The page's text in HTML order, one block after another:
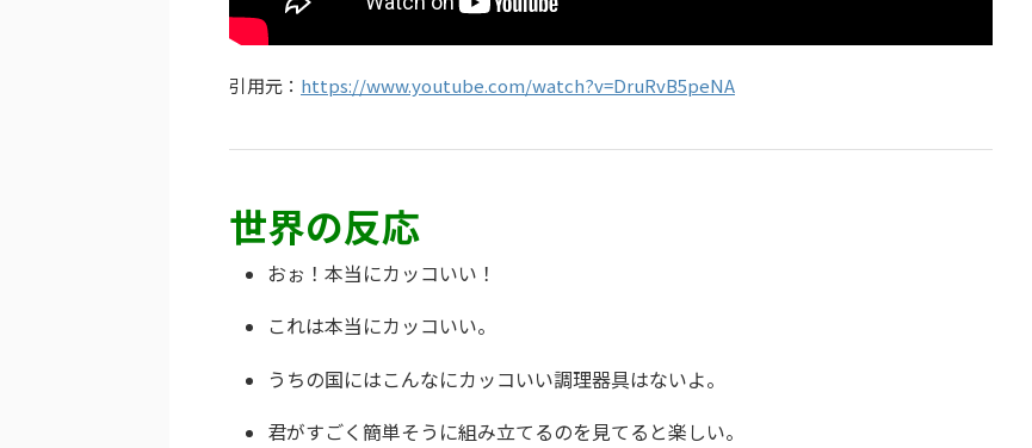
引用元： https://www.youtube.com/watch?v=DruRvB5peNA
世界の反応
おぉ！本当にカッコいい！
これは本当にカッコいい。
うちの国にはこんなにカッコいい調理器具はないよ。
君がすごく簡単そうに組み立てるのを見てると楽しい。